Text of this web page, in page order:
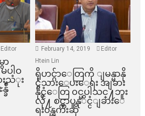
Editor
ပါဝ
းသံုး
ခ်ဳ
February 14, 2019
Editor
Htein Lin
ရိုဟင္ဂ်ာေတြကို ျမန္မာနို
င္ငံသားေပးေရး အျခား
နိုင္ငံေတြ ၀င္မပါသင္႔ဘူး
လို႔ စင္ကာပူနုိင္ငံျခားေ
ရး၀န္ၾကီးဆို